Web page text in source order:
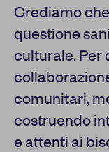
Crediamo
questione
culturale. Per
comunitari,
costruendo
e attenti ai